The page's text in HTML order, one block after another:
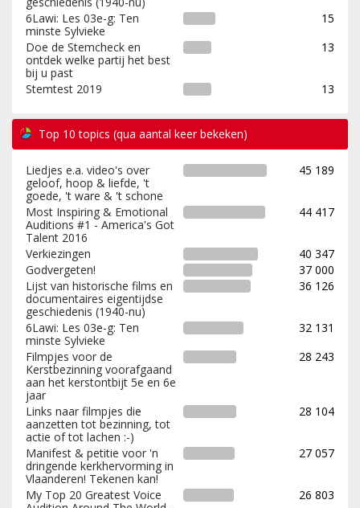
6Lawi: Les 03e-g: Ten
minste Sylvieke
15
Doe de Stemcheck en
ontdek welke partij het best
bij u past
13
Stemtest 2019 13
Top 10 topics (qua aantal keer bekeken)
Liedjes e.a. video's over
geloof, hoop & liefde, 't
goede, 't ware & 't schone
45 189
Most Inspiring & Emotional
Auditions #1 - America's Got
Talent 2016
44 417
Verkiezingen
40 347
Godvergeten!
37 000
Lijst van historische films en
documentaires eigentijdse
geschiedenis (1940-nu)
36 126
6Lawi: Les 03e-g: Ten
minste Sylvieke
32 131
Filmpjes voor de
Kerstbezinning voorafgaand
aan het kerstontbijt 5e en 6e
jaar
28 243
Links naar filmpjes die
aanzetten tot bezinning, tot
actie of tot lachen :-)
28 104
Manifest & petitie voor 'n
dringende kerkhervorming in
Vlaanderen! Tekenen kan!
27 057
My Top 20 Greatest Voice
26 803